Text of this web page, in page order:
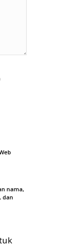
nama,
dan
saya